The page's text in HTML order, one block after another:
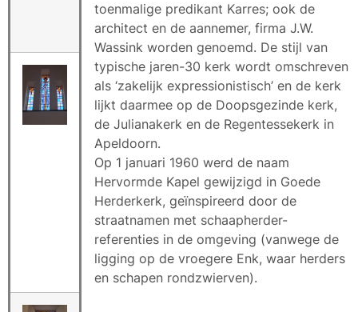
toenmalige predikant Karres; ook de
architect en de aannemer, firma J.W.
Wassink worden genoemd. De stijl van
typische jaren-30 kerk wordt omschreven
als ‘zakelijk expressionistisch’ en de kerk
lijkt daarmee op de Doopsgezinde kerk,
de Julianakerk en de Regentessekerk in
Apeldoorn.
Op 1 januari 1960 werd de naam
Hervormde Kapel gewijzigd in Goede
Herderkerk, geïnspireerd door de
straatnamen met schaapherder-
referenties in de omgeving (vanwege de
ligging op de vroegere Enk, waar herders
en schapen rondzwierven).